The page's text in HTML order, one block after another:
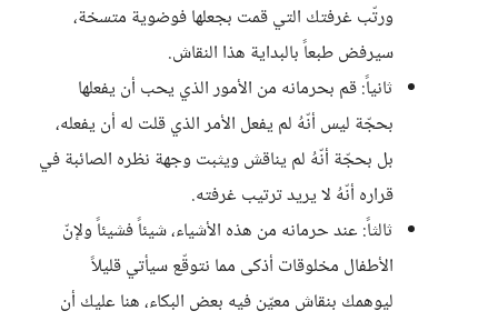
ورتّب غرفتك التي قمت بجعلها فوضوية متسخة،
سيرفض طبعاً بالبداية هذا النقاش.
ثانياً: قم بحرمانه من الأمور الذي يحب أن يفعلها
بحجّة ليس أنّهُ لم يفعل الأمر الذي قلت له أن يفعله،
بل بحجّة أنّهُ لم يناقش ويثبت وجهة نظره الصائبة في
قراره أنّهُ لا يريد ترتيب غرفته.
ثالثاً: عند حرمانه من هذه الأشياء، شيئاً فشيئاً ولإنّ
الأطفال مخلوقات أذكى مما نتوقّع سيأتي قليلاً
ليوهمك بنقاش معيّن فيه بعض البكاء، هنا عليك أن